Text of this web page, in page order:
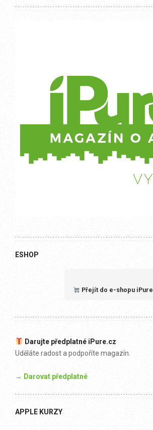
ESHOP
Přejít do e-shopu iPure
Darujte předplatné iPure.cz
Uděláte radost a podpoříte magazín.
→ Darovat předplatné
APPLE KURZY